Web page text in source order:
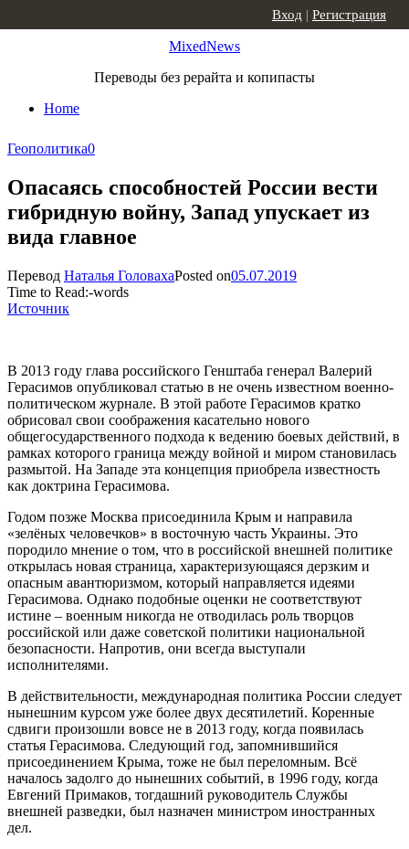
MixedNews
Переводы без рерайта и копипасты
Home
Вход | Регистрация
Геополитика0
Опасаясь способностей России вести
гибридную войну, Запад упускает из
вида главное
Перевод Наталья ГоловахаPosted on05.07.2019
Time to Read:-words
Источник
В 2013 году глава российского Генштаба генерал Валерий
Герасимов опубликовал статью в не очень известном военно-
политическом журнале. В этой работе Герасимов кратко
обрисовал свои соображения касательно нового
общегосударственного подхода к ведению боевых действий, в
рамках которого граница между войной и миром становилась
размытой. На Западе эта концепция приобрела известность
как доктрина Герасимова.
Годом позже Москва присоединила Крым и направила
«зелёных человечков» в восточную часть Украины. Это
породило мнение о том, что в российской внешней политике
открылась новая страница, характеризующаяся дерзким и
опасным авантюризмом, который направляется идеями
Герасимова. Однако подобные оценки не соответствуют
истине – военным никогда не отводилась роль творцов
российской или даже советской политики национальной
безопасности. Напротив, они всегда выступали
исполнителями.
В действительности, международная политика России следует
нынешним курсом уже более двух десятилетий. Коренные
сдвиги произошли вовсе не в 2013 году, когда появилась
статья Герасимова. Следующий год, запомнившийся
присоединением Крыма, тоже не был переломным. Всё
началось задолго до нынешних событий, в 1996 году, когда
Евгений Примаков, тогдашний руководитель Службы
внешней разведки, был назначен министром иностранных
дел.